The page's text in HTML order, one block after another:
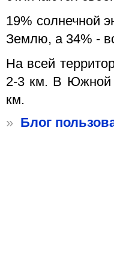
19% солнечной
Землю, а 34% -
На всей
2-3 км. В Южной
км.
» Блог